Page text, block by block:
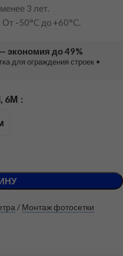
3 лет.
-50°C до +60°C.
экономия до 49%
для ограждения строек •
6М
/ Монтаж фотосетки